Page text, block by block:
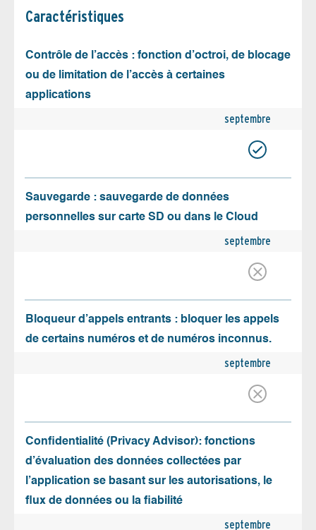
Caractéristiques
Contrôle de l’accès : fonction d’octroi, de blocage
ou de limitation de l’accès à certaines
applications
septembre
Sauvegarde : sauvegarde de données
personnelles sur carte SD ou dans le Cloud
septembre
Bloqueur d’appels entrants : bloquer les appels
de certains numéros et de numéros inconnus.
septembre
Confidentialité (Privacy Advisor): fonctions
d’évaluation des données collectées par
l’application se basant sur les autorisations, le
flux de données ou la fiabilité
septembre